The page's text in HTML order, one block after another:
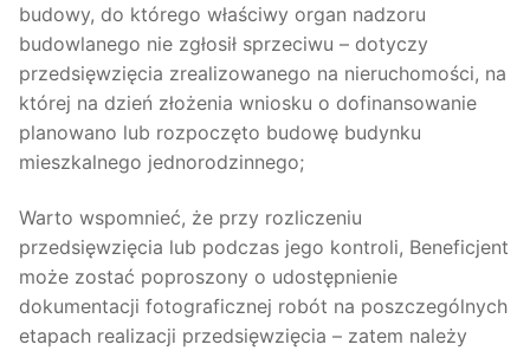
budowy, do którego właściwy organ nadzoru
budowlanego nie zgłosił sprzeciwu – dotyczy
przedsięwzięcia zrealizowanego na nieruchomości, na
której na dzień złożenia wniosku o dofinansowanie
planowano lub rozpoczęto budowę budynku
mieszkalnego jednorodzinnego;
Warto wspomnieć, że przy rozliczeniu
przedsięwzięcia lub podczas jego kontroli, Beneficjent
może zostać poproszony o udostępnienie
dokumentacji fotograficznej robót na poszczególnych
etapach realizacji przedsięwzięcia – zatem należy